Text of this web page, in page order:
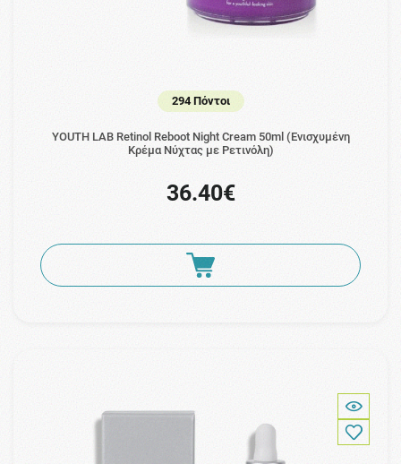
294 Πόντοι
YOUTH LAB Retinol Reboot Night Cream 50ml (Ενισχυμένη
Κρέμα Νύχτας με Ρετινόλη)
36.40€